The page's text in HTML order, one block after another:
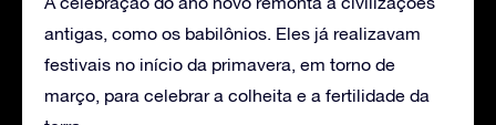
antigas, como os babilônios. Eles já realizavam
festivais no início da primavera, em torno de
março, para celebrar a colheita e a fertilidade da